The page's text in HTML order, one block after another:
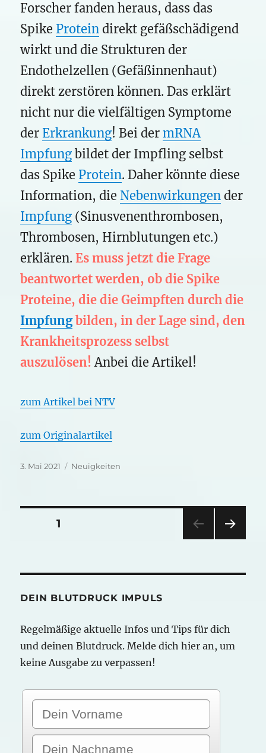
Forscher fanden heraus, dass das
Spike Protein direkt gefäßschädigend
wirkt und die Strukturen der
Endothelzellen (Gefäßinnenhaut)
direkt zerstören können. Das erklärt
nicht nur die vielfältigen Symptome
der Erkrankung! Bei dermRNA
Impfung bildet der Impfling selbst
das Spike Protein. Daher könnte diese
Information, die Nebenwirkungen der
Impfung (Sinusvenenthrombosen,
Thrombosen, Hirnblutungen etc.)
erklären.Es muss jetzt die Frage
beantwortet werden, ob die Spike
Proteine, die die Geimpften durch die
Impfungbilden, in der Lage sind, den
Krankheitsprozess selbst
auszulösen! Anbei die Artikel!
zum Artikel bei NTV
zum Originalartikel
Veröffentlicht
3. Mai 2021 Kategorien
Neuigkeiten
Seitennummerierung
Beiträge
SEITE1
E
DEIN BLUTDRUCK IMPULS
Regelmäßige aktuelle Infos und Tips für dich
und deinen Blutdruck. Melde dich hier an, um
keine Ausgabe zu verpassen!